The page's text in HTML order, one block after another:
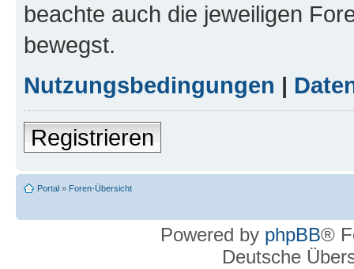
beachte auch die jeweiligen
bewegst.
Nutzungsbedingungen |
Registrieren
Portal » Foren-Übersicht
Powered by phpBB®
Deutsche